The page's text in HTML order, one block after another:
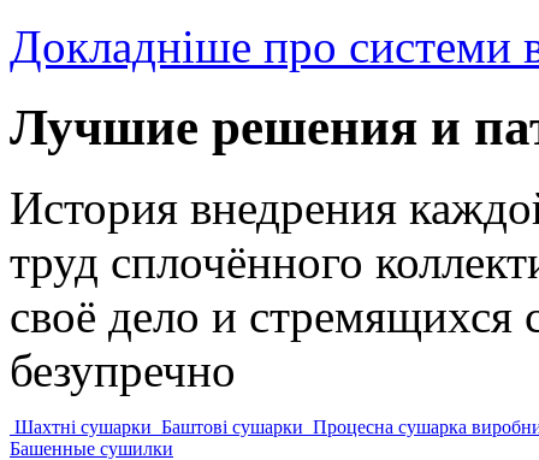
Докладніше про системи
Лучшие решения и
История внедрения
труд сплочённого
своё дело и стремящихся
безупречно
Шахтні сушарки Баштові сушарки Процесна сушарка
Башенные сушилки